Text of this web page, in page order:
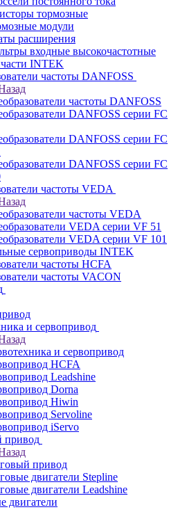
тормозные
модули
расширения
входные высокочастотные
INTEK
частоты DANFOSS
частоты DANFOSS
DANFOSS серии FC
DANFOSS серии FC
DANFOSS серии FC
частоты VEDA
частоты VEDA
VEDA серии VF 51
VEDA серии VF 101
сервоприводы INTEK
частоты HCFA
частоты VACON
и сервопривод
и сервопривод
HCFA
Leadshine
Dorna
Hiwin
Servoline
iServo
привод
двигатели Stepline
двигатели Leadshine
двигатели